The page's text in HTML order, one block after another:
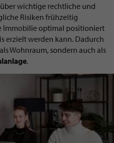
wichtige rechtliche und
Risiken frühzeitig
Immobilie optimal positioniert
erzielt werden kann. Dadurch
Wohnraum, sondern auch als
.